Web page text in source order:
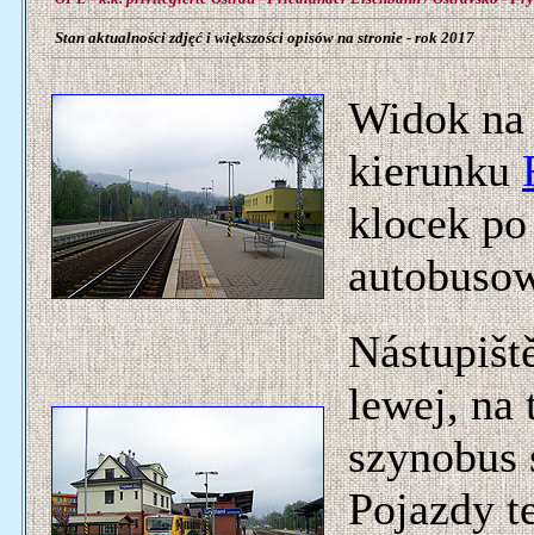
Stan aktualności zdjęć i większości opisów na stronie - rok 2017
Widok na
kierunku
klocek
lewej, na
Pojazdy